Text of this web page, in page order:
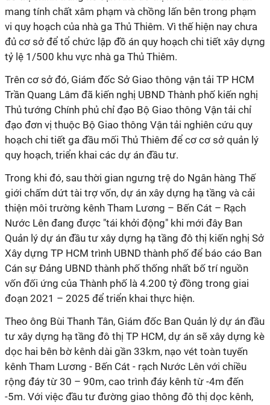
mang tính chất xâm phạm và chồng lấn bên trong phạm
vi quy hoạch của nhà ga Thủ Thiêm. Vì thế hiện nay chưa
đủ cơ sở để tổ chức lập đồ án quy hoạch chi tiết xây dựng
tỷ lệ 1/500 khu vực nhà ga Thủ Thiêm.
Trên cơ sở đó, Giám đốc Sở Giao thông vận tải TP HCM
Trần Quang Lâm đã kiến nghị UBND Thành phố kiến nghị
Thủ tướng Chính phủ chỉ đạo Bộ Giao thông Vận tải chỉ
đạo đơn vị thuộc Bộ Giao thông Vận tải nghiên cứu quy
hoạch chi tiết ga đầu mối Thủ Thiêm để cơ cơ sở quản lý
quy hoạch, triển khai các dự án đầu tư.
Trong khi đó, sau thời gian ngưng trệ do Ngân hàng Thế
giới chấm dứt tài trợ vốn, dự án xây dựng hạ tầng và cải
thiện môi trường kênh Tham Lương – Bến Cát – Rạch
Nước Lên đang được "tái khởi động" khi mới đây Ban
Quản lý dự án đầu tư xây dựng hạ tầng đô thị kiến nghị Sở
Xây dựng TP HCM trình UBND thành phố để báo cáo Ban
Cán sự Đảng UBND thành phố thống nhất bố trí nguồn
vốn đối ứng của Thành phố là 4.200 tỷ đồng trong giai
đoạn 2021 – 2025 để triển khai thực hiện.
Theo ông Bùi Thanh Tân, Giám đốc Ban Quản lý dự án đầu
tư xây dựng hạ tầng đô thị TP HCM, dự án sẽ xây dựng kè
dọc hai bên bờ kênh dài gần 33km, nạo vét toàn tuyến
kênh Tham Lương - Bến Cát - rạch Nước Lên với chiều
rộng đáy từ 30 – 90m, cao trình đáy kênh từ -4m đến
-5m. Với việc đầu tư đường giao thông đô thị dọc kênh,